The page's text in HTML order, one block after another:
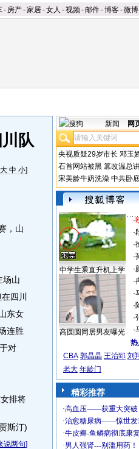
- 房产-家居-女人 -视频-邮件-博客-微博
队
大 中 小]
，山
山
四川
东女
连胜
对
排将
斯汀)
说两句]
新闻 网
央视质疑29岁市长 邓玉
石首网站被黑 篡改温总
宋美龄牛奶洗澡 中共卧
中学生乘直升机上学
高圆圆同居男友曝光
·
·
·
·
·
·
·
·
·
·
热
CBA 郭晶晶 王治郅 刘
老大 年龄门
精彩推荐